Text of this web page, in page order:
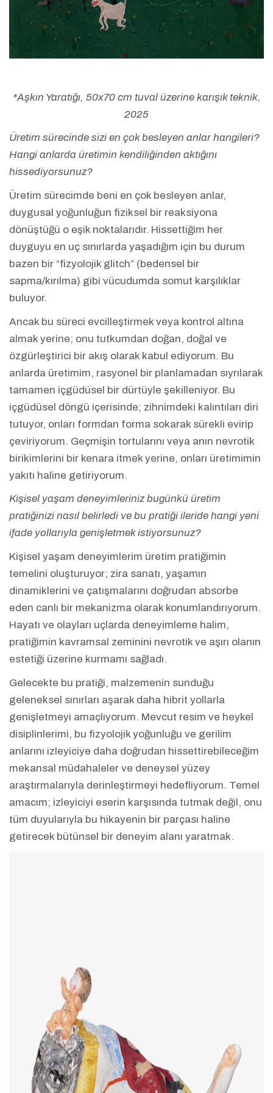
*Aşkın Yaratığı, 50x70 cm tuval üzerine karışık teknik,
2025
Üretim sürecinde sizi en çok besleyen anlar hangileri?
Hangi anlarda üretimin kendiliğinden aktığını
hissediyorsunuz?
Üretim sürecimde beni en çok besleyen anlar,
duygusal yoğunluğun fiziksel bir reaksiyona
dönüştüğü o eşik noktalarıdır. Hissettiğim her
duyguyu en uç sınırlarda yaşadığım için bu durum
bazen bir “fizyolojik glitch” (bedensel bir
sapma/kırılma) gibi vücudumda somut karşılıklar
buluyor.
Ancak bu süreci evcilleştirmek veya kontrol altına
almak yerine; onu tutkumdan doğan, doğal ve
özgürleştirici bir akış olarak kabul ediyorum. Bu
anlarda üretimim, rasyonel bir planlamadan sıyrılarak
tamamen içgüdüsel bir dürtüyle şekilleniyor. Bu
içgüdüsel döngü içerisinde; zihnimdeki kalıntıları diri
tutuyor, onları formdan forma sokarak sürekli evirip
çeviriyorum. Geçmişin tortularını veya anın nevrotik
birikimlerini bir kenara itmek yerine, onları üretimimin
yakıtı haline getiriyorum.
Kişisel yaşam deneyimleriniz bugünkü üretim
pratiğinizi nasıl belirledi ve bu pratiği ileride hangi yeni
ifade yollarıyla genişletmek istiyorsunuz?
Kişisel yaşam deneyimlerim üretim pratiğimin
temelini oluşturuyor; zira sanatı, yaşamın
dinamiklerini ve çatışmalarını doğrudan absorbe
eden canlı bir mekanizma olarak konumlandırıyorum.
Hayatı ve olayları uçlarda deneyimleme halim,
pratiğimin kavramsal zeminini nevrotik ve aşırı olanın
estetiği üzerine kurmamı sağladı.
Gelecekte bu pratiği, malzemenin sunduğu
geleneksel sınırları aşarak daha hibrit yollarla
genişletmeyi amaçlıyorum. Mevcut resim ve heykel
disiplinlerimi, bu fizyolojik yoğunluğu ve gerilim
anlarını izleyiciye daha doğrudan hissettirebileceğim
mekansal müdahaleler ve deneysel yüzey
araştırmalarıyla derinleştirmeyi hedefliyorum. Temel
amacım; izleyiciyi eserin karşısında tutmak değil, onu
tüm duyularıyla bu hikayenin bir parçası haline
getirecek bütünsel bir deneyim alanı yaratmak.